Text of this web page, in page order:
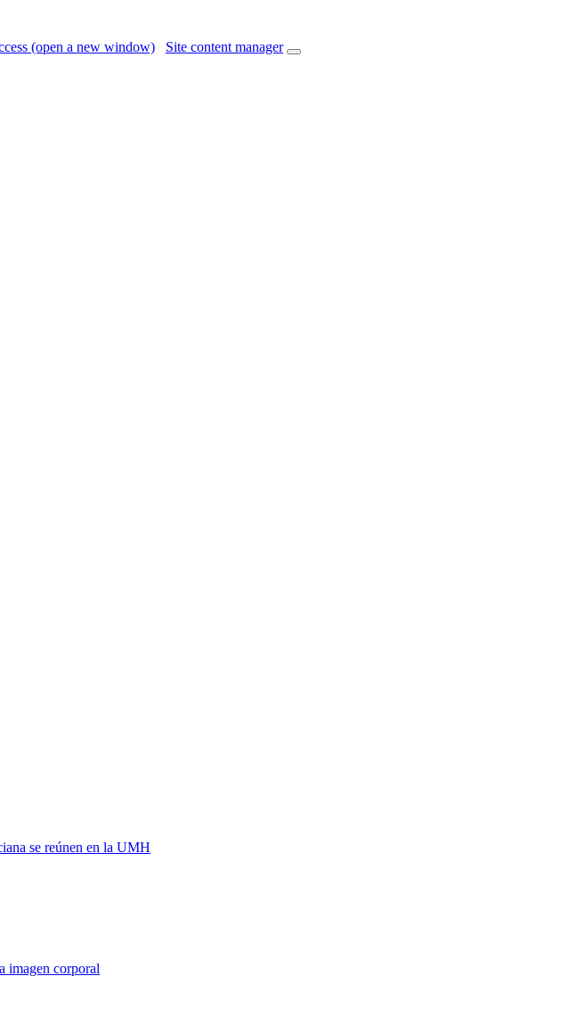
(open a new window) Site content manager
se reúnen en la UMH
imagen corporal